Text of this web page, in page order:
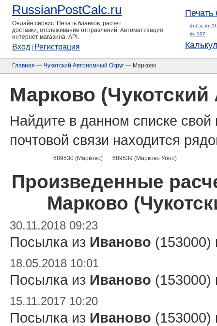
RussianPostCalc.ru
Онлайн сервис. Печать бланков, расчет
доставки, отслеживание отправлений. Автоматизация
интернет магазина. API.
Вход Регистрация
Печать
ф.7-п, ф.
ф. 107
Главная — Чукотский Автономный Округ — Марково
Марково
Найдите в данном списке
почтовой связи находится
689530 (Марково) 689539 (Марково Уооп)
Произведенные
Марково
30.11.2018 09:23
Посылка из Иваново
18.05.2018 10:01
Посылка из Иваново
15.11.2017 10:20
Посылка из Иваново